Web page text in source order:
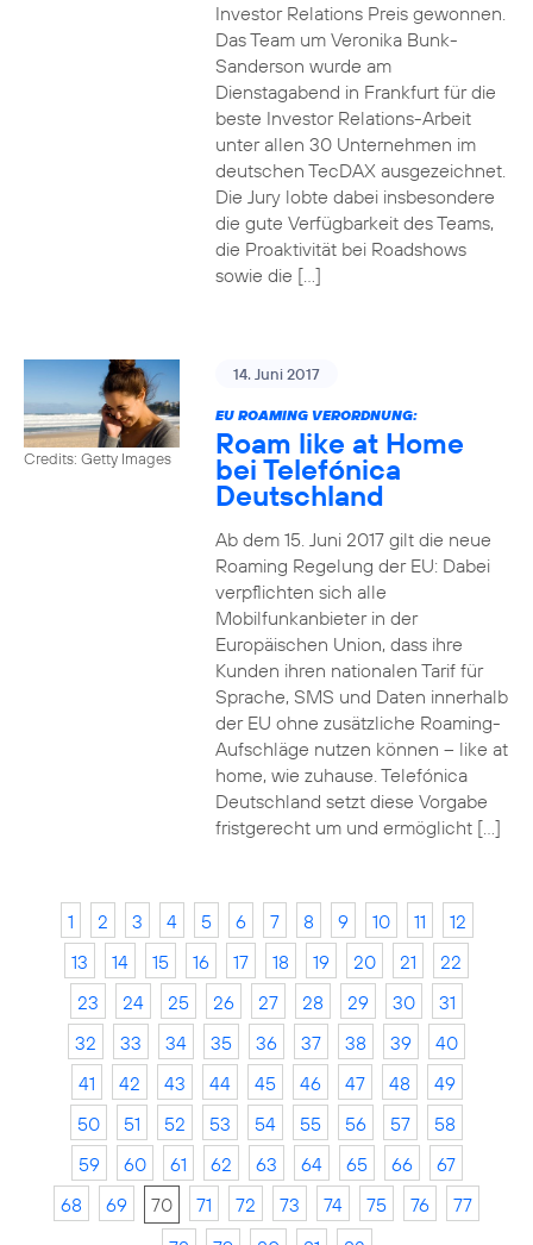
Investor Relations Preis gewonnen.
Das Team um Veronika Bunk-
Sanderson wurde am
Dienstagabend in Frankfurt für die
beste Investor Relations-Arbeit
unter allen 30 Unternehmen im
deutschen TecDAX ausgezeichnet.
Die Jury lobte dabei insbesondere
die gute Verfügbarkeit des Teams,
die Proaktivität bei Roadshows
sowie die […]
Credits: Getty Images
14. Juni 2017
EU ROAMING VERORDNUNG:
Roam like at Home
bei Telefónica
Deutschland
Ab dem 15. Juni 2017 gilt die neue
Roaming Regelung der EU: Dabei
verpflichten sich alle
Mobilfunkanbieter in der
Europäischen Union, dass ihre
Kunden ihren nationalen Tarif für
Sprache, SMS und Daten innerhalb
der EU ohne zusätzliche Roaming-
Aufschläge nutzen können – like at
home, wie zuhause. Telefónica
Deutschland setzt diese Vorgabe
fristgerecht um und ermöglicht […]
1 2 3 4 5 6 7 8 9 10 11
12
13
14 15 16 17 18 19 20 21
22
23
24 25 26 27 28 29 30
31
32
33 34 35 36 37 38 39
40
41
42 43 44 45 46 47 48
49
50
51 52 53 54 55 56 57
58
59
60 61 62 63 64 65 66
67
68
69 70 71 72 73 74 75 76
77